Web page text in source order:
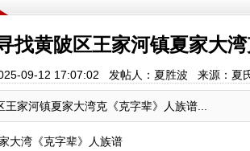
找黄陂区王家河镇夏家大
09-12 17:07:02 发帖人：夏胜波 来源：夏
王家河镇夏家大湾克《克字辈》人族谱...
大湾《克字辈》人族谱